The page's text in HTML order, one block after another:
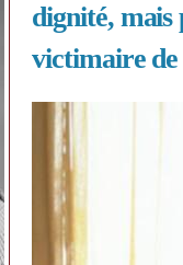
dignité, mais
victimaire de